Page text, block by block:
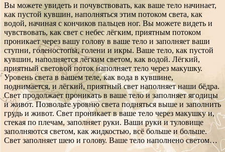
Вы можете увидеть и почувствовать, как ваше тело начинает,
как пустой кувшин, наполняться этим потоком света, как
водой, начиная с кончиков пальцев ног. Вы можете видеть и
чувствовать, как свет с небес лёгким, приятным потоком
проникает через вашу голову в ваше тело и заполняет ваши
ступни, голеностопы, голени и икры. Ваше тело, как пустой
кувшин, наполняется лёгким светом, как водой. Лёгкий,
приятный световой поток наполняет тело через макушку.
Уровень света в вашем теле, как вода в кувшине,
поднимается, и лёгкий, приятный свет наполняет наши бёдра.
Свет продолжает проникать в ваше тело и заполняет ягодицы
и живот. Позвольте уровню света подняться выше и заполнить
грудь и живот. Свет проникает в ваше тело через макушку и,
стекая по плечам, заполняет руки. Ваши руки и туловище
заполняются светом, как жидкостью, всё больше и больше.
Свет заполняет шею и голову. Ваше тело наполнено светом…